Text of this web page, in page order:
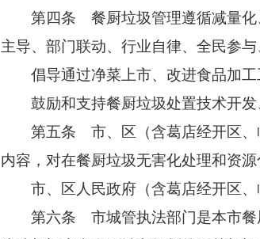
第四条 餐厨垃圾管理遵循减量化、
主导、部门联动、行业自律、全民参与
倡导通过净菜上市、改进食品加工
鼓励和支持餐厨垃圾处置技术开发
第五条 市、区（含葛店经开区、临
内容，对在餐厨垃圾无害化处理和资
市、区人民政府（含葛店经开区、
第六条 市城管执法部门是本市餐厨